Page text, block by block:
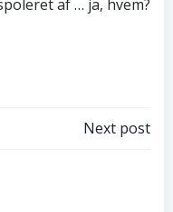
af … ja, hvem?
Next post